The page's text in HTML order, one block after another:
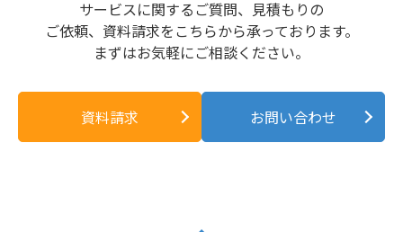
サービスに関するご質問、見積もりの
ご依頼、資料請求をこちらから承っております。
まずはお気軽にご相談ください。
資料請求 お問い合わせ